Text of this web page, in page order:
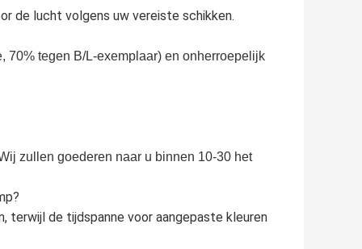
de lucht volgens uw vereiste schikken.
70% tegen B/L-exemplaar) en onherroepelijk
zullen goederen naar u binnen 10-30 het
terwijl de tijdspanne voor aangepaste kleuren